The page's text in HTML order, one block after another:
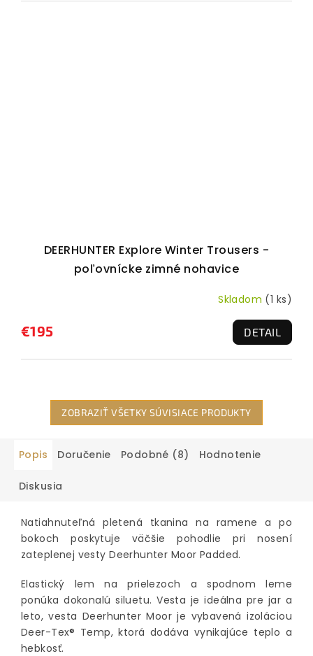
DEERHUNTER Explore Winter Trousers -
poľovnícke zimné nohavice
Skladom (1 ks)
€195 DETAIL
ZOBRAZIŤ VŠETKY SÚVISIACE PRODUKTY
Popis Doručenie Podobné (8) Hodnotenie
Diskusia
Natiahnuteľná pletená tkanina na ramene a po
bokoch poskytuje väčšie pohodlie pri nosení
zateplenej vesty Deerhunter Moor Padded.
Elastický lem na prielezoch a spodnom leme
ponúka dokonalú siluetu. Vesta je ideálna pre jar a
leto, vesta Deerhunter Moor je vybavená izoláciou
Deer-Tex® Temp, ktorá dodáva vynikajúce teplo a
hebkosť.